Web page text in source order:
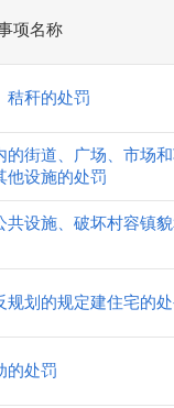
项名称
秸秆的处罚
的街道、广场、市场
他设施的处罚
共设施、破坏村容镇
规划的规定建住宅的
的处罚